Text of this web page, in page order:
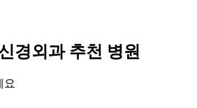
경외과 추천 병원
요